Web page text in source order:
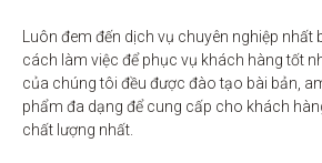
Luôn đem đến dịch vụ chuyên nghiệp
cách làm việc để phục vụ khách hàng tốt
của chúng tôi đều được đào tạo bài bản,
phẩm đa dạng để cung cấp cho khách
chất lượng nhất.